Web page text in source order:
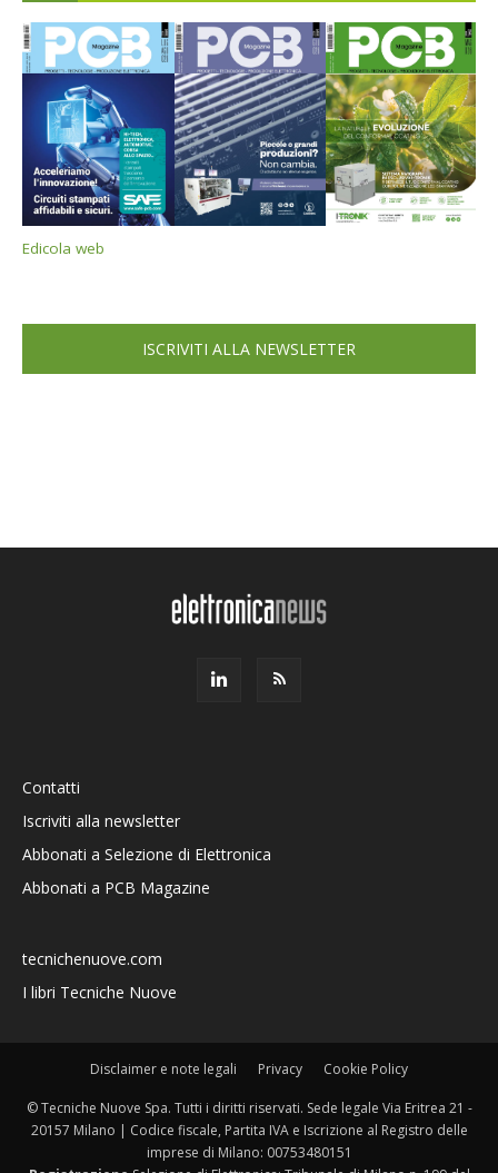
Edicola web
ISCRIVITI ALLA NEWSLETTER
Contatti
Iscriviti alla newsletter
Abbonati a Selezione di Elettronica
Abbonati a PCB Magazine
tecnichenuove.com
I libri Tecniche Nuove
Disclaimer e note legali Privacy Cookie Policy
© Tecniche Nuove Spa. Tutti i diritti riservati. Sede legale Via Eritrea 21 -
20157 Milano | Codice fiscale, Partita IVA e Iscrizione al Registro delle
imprese di Milano: 00753480151